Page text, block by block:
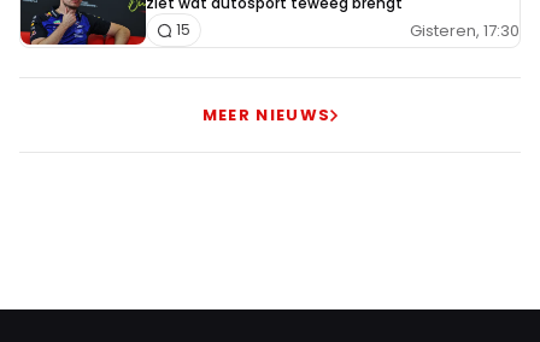
Gisteren, 17:30
15
MEER NIEUWS